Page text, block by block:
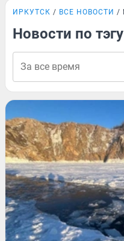
ИРКУТСК ВСЕ НОВОСТИ
Новости по